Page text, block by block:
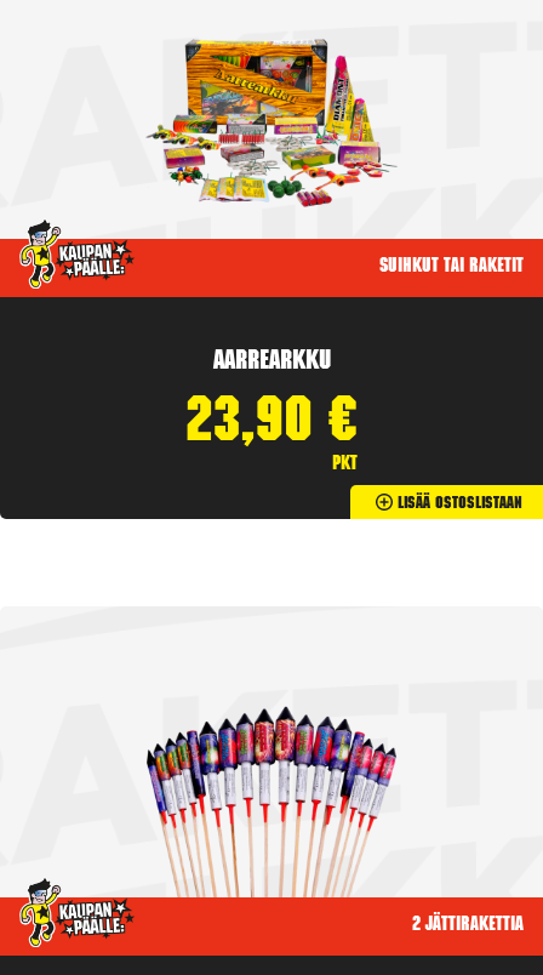
Suihkut tai raketit
Aarrearkku
23,90 €
pkt
Lisää Ostoslistaan
2 jättirakettia